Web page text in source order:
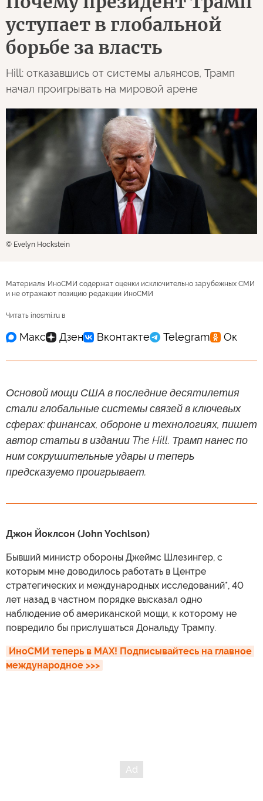
уступает в глобальной
борьбе за власть
Hill: отказавшись от системы альянсов, Трамп
начал проигрывать на мировой арене
© Evelyn Hockstein
Материалы ИноСМИ содержат оценки исключительно зарубежных СМИ
и не отражают позицию редакции ИноСМИ
Читать inosmi.ru в
Основой мощи США в последние десятилетия
стали глобальные системы связей в ключевых
сферах: финансах, обороне и технологиях, пишет
автор статьи в издании The Hill. Трамп нанес по
ним сокрушительные удары и теперь
предсказуемо проигрывает.
Джон Йоклсон (John Yochlson)
Бывший министр обороны Джеймс Шлезингер, с
которым мне доводилось работать в Центре
стратегических и международных исследований*, 40
лет назад в частном порядке высказал одно
наблюдение об американской мощи, к которому не
повредило бы прислушаться Дональду Трампу.
ИноСМИ теперь в MAX! Подписывайтесь на главное
международное >>>